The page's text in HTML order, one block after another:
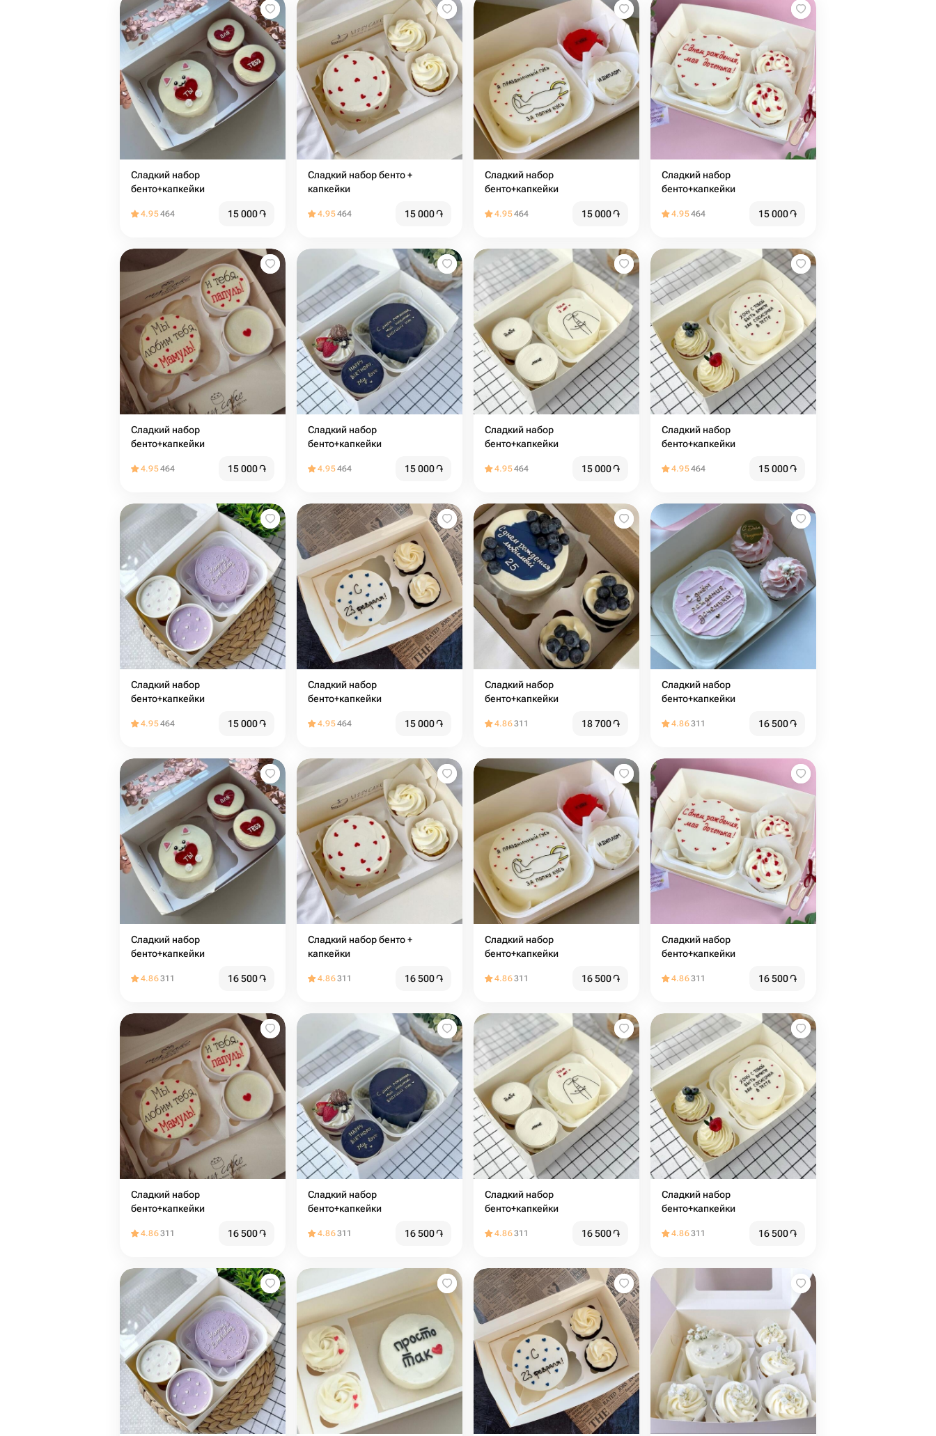
Сладкий набор
бенто+капкейки
4.95464 15 000֏
Сладкий набор бенто +
капкейки
4.95464 15 000֏
Сладкий набор
бенто+капкейки
4.95464 15 000֏
Сладкий набор
бенто+капкейки
4.95464 15 000֏
Сладкий набор
бенто+капкейки
4.95464 15 000֏
Сладкий набор
бенто+капкейки
4.95464 15 000֏
Сладкий набор
бенто+капкейки
4.95464 15 000֏
Сладкий набор
бенто+капкейки
4.95464 15 000֏
Сладкий набор
бенто+капкейки
4.95464 15 000֏
Сладкий набор
бенто+капкейки
4.95464 15 000֏
Сладкий набор
бенто+капкейки
4.86311 18 700֏
Сладкий набор
бенто+капкейки
4.86311 16 500֏
Сладкий набор
бенто+капкейки
4.86311 16 500֏
Сладкий набор бенто +
капкейки
4.86311 16 500֏
Сладкий набор
бенто+капкейки
4.86311 16 500֏
Сладкий набор
бенто+капкейки
4.86311 16 500֏
Сладкий набор
бенто+капкейки
4.86311 16 500֏
Сладкий набор
бенто+капкейки
4.86311 16 500֏
Сладкий набор
бенто+капкейки
4.86311 16 500֏
Сладкий набор
бенто+капкейки
4.86311 16 500֏